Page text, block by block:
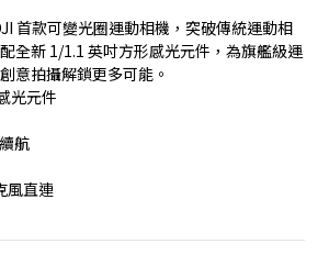
首款可變光圈運動相機，突破傳統運動相
全新 1/1.1 英吋方形感光元件，為旗艦級運
意拍攝解鎖更多可能。
光元件
航
風直連